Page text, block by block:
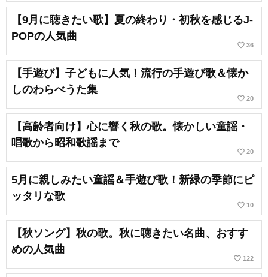
【9月に聴きたい歌】夏の終わり・初秋を感じるJ-
POPの人気曲
favorite_border 36
【手遊び】子どもに人気！流行の手遊び歌＆懐か
しのわらべうた集
favorite_border 20
【高齢者向け】心に響く秋の歌。懐かしい童謡・
唱歌から昭和歌謡まで
favorite_border 20
5月に親しみたい童謡＆手遊び歌！新緑の季節にピ
ッタリな歌
favorite_border 10
【秋ソング】秋の歌。秋に聴きたい名曲、おすす
めの人気曲
favorite_border 122